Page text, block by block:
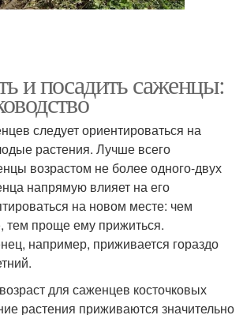
и посадить саженцы:
следует ориентироваться на
растения. Лучше всего
возрастом не более одного-двух
напрямую влияет на его
на новом месте: чем
тем проще ему прижиться.
например, приживается гораздо
для саженцев косточковых
растения приживаются значительно